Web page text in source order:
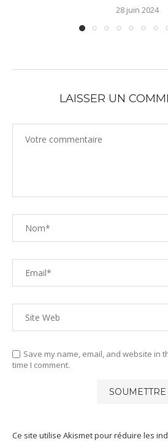
28 juin 2024
LAISSER UN
Save my name, email, and website in
time I comment.
Ce site utilise Akismet pour réduire les